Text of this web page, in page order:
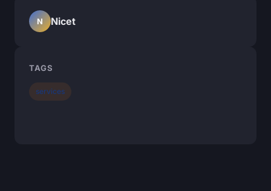
N Nicet
TAGS
services